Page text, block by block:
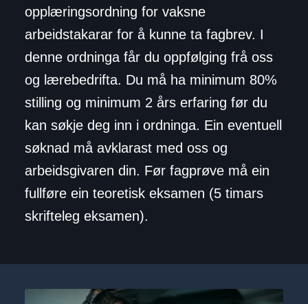
opplæringsordning for vaksne
arbeidstakarar for å kunne ta fagbrev. I
denne ordninga får du oppfølging frå oss
og lærebedrifta. Du må ha minimum 80%
stilling og minimum 2 års erfaring før du
kan søkje deg inn i ordninga. Ein eventuell
søknad må avklarast med oss og
arbeidsgivaren din. Før fagprøve må ein
fullføre ein teoretisk eksamen (5 timars
skrifteleg eksamen).